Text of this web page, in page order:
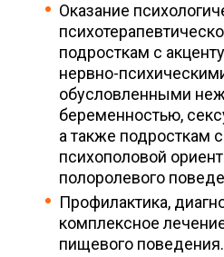
Оказание
подросткам с
нервно-
обусловленными
беременностью,
а также подросткам
психополовой
полоролевого
Профилактика,
комплексное
пищевого поведения.